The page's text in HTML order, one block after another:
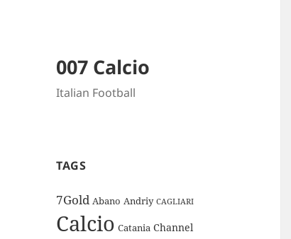
007 Calcio
Italian Football
TAGS
7Gold Abano Andriy CAGLIARI
Calcio Catania Channel